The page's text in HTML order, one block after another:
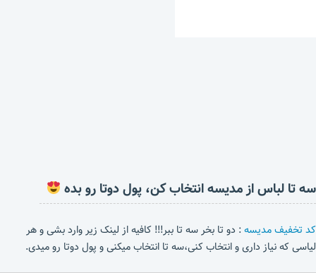
سه تا لباس از مدیسه انتخاب کن، پول دوتا رو بده
کد تخفیف مدیسه: دو تا بخر سه تا ببر!!! کافیه از لینک زیر وارد بشی و هر
لیاسی که نیاز داری و انتخاب کنی،سه تا انتخاب میکنی و پول دوتا رو میدی.